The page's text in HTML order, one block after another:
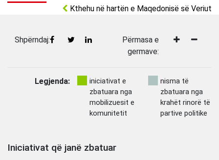
Kthehu në hartën e Maqedonisë së Veriut
Shpërndaj:
Përmasa e
germave:
Legjenda:
iniciativat e
zbatuara nga
mobilizuesit e
komunitetit
nisma të
zbatuara nga
krahët rinorë të
partive politike
Iniciativat që janë zbatuar